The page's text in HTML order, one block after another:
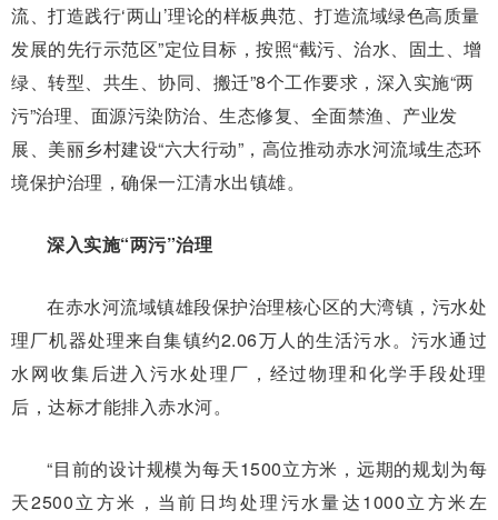
流、打造践行‘两山’理论的样板典范、打造流域绿色高质量
发展的先行示范区”定位目标，按照“截污、治水、固土、增
绿、转型、共生、协同、搬迁”8个工作要求，深入实施“两
污”治理、面源污染防治、生态修复、全面禁渔、产业发
展、美丽乡村建设“六大行动”，高位推动赤水河流域生态环
境保护治理，确保一江清水出镇雄。
深入实施“两污”治理
在赤水河流域镇雄段保护治理核心区的大湾镇，污水处
理厂机器处理来自集镇约2.06万人的生活污水。污水通过
水网收集后进入污水处理厂，经过物理和化学手段处理
后，达标才能排入赤水河。
“目前的设计规模为每天1500立方米，远期的规划为每
天2500立方米，当前日均处理污水量达1000立方米左